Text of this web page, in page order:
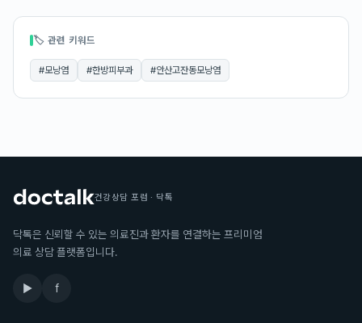
🏷 관련 키워드
#모낭염 #한방피부과 #안산고잔동모낭염
건강상담 포럼 · 닥톡
닥톡은 신뢰할 수 있는 의료진과 환자를 연결하는 프리미엄
의료 상담 플랫폼입니다.
▶ f